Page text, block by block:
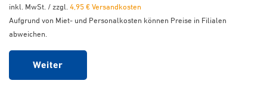
inkl. MwSt. / zzgl. 4,95 € Versandkosten
Aufgrund von Miet- und Personalkosten können Preise in Filialen
abweichen.
Weiter